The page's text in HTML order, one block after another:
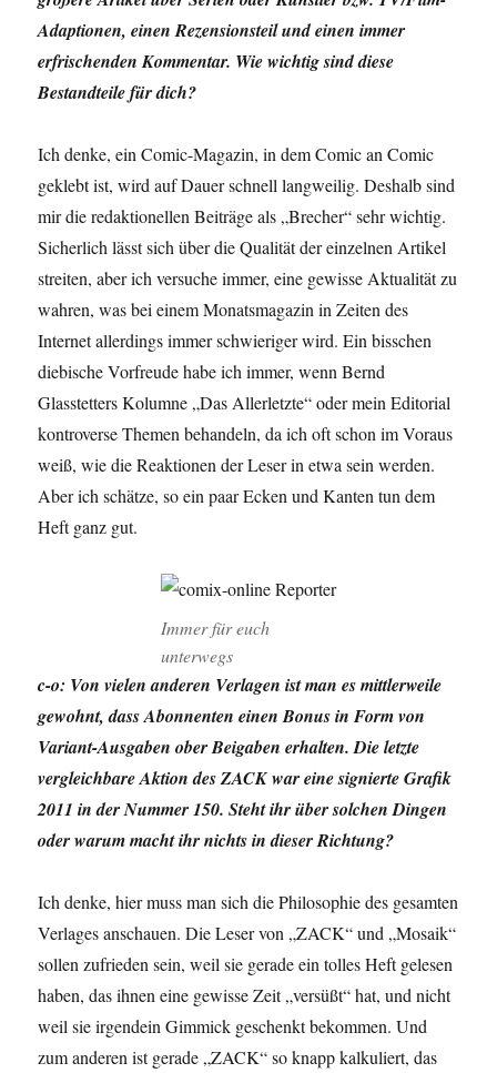
Adaptionen, einen Rezensionsteil und einen immer
erfrischenden Kommentar. Wie wichtig sind diese
Bestandteile für dich?
Ich denke, ein Comic-Magazin, in dem Comic an Comic
geklebt ist, wird auf Dauer schnell langweilig. Deshalb sind
mir die redaktionellen Beiträge als „Brecher“ sehr wichtig.
Sicherlich lässt sich über die Qualität der einzelnen Artikel
streiten, aber ich versuche immer, eine gewisse Aktualität zu
wahren, was bei einem Monatsmagazin in Zeiten des
Internet allerdings immer schwieriger wird. Ein bisschen
diebische Vorfreude habe ich immer, wenn Bernd
Glasstetters Kolumne „Das Allerletzte“ oder mein Editorial
kontroverse Themen behandeln, da ich oft schon im Voraus
weiß, wie die Reaktionen der Leser in etwa sein werden.
Aber ich schätze, so ein paar Ecken und Kanten tun dem
Heft ganz gut.
Immer für euch
unterwegs
c-o: Von vielen anderen Verlagen ist man es mittlerweile
gewohnt, dass Abonnenten einen Bonus in Form von
Variant-Ausgaben ober Beigaben erhalten. Die letzte
vergleichbare Aktion des ZACK war eine signierte Grafik
2011 in der Nummer 150. Steht ihr über solchen Dingen
oder warum macht ihr nichts in dieser Richtung?
Ich denke, hier muss man sich die Philosophie des gesamten
Verlages anschauen. Die Leser von „ZACK“ und „Mosaik“
sollen zufrieden sein, weil sie gerade ein tolles Heft gelesen
haben, das ihnen eine gewisse Zeit „versüßt“ hat, und nicht
weil sie irgendein Gimmick geschenkt bekommen. Und
zum anderen ist gerade „ZACK“ so knapp kalkuliert, das